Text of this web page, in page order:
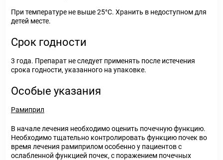
При температуре не выше 25°С. Хранить в недоступном для
детей месте.
Срок годности
3 года. Препарат не следует применять после истечения
срока годности, указанного на упаковке.
Особые указания
Рамиприл
В начале лечения необходимо оценить почечную функцию.
Необходимо тщательно контролировать функцию почек во
время лечения рамиприлом особенно у пациентов с
ослабленной функцией почек, с поражением почечных